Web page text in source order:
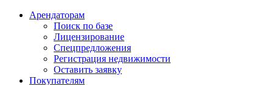
Арендаторам
Поиск по базе
Лицензирование
Спецпредложения
Регистрация недвижимости
Оставить заявку
Покупателям